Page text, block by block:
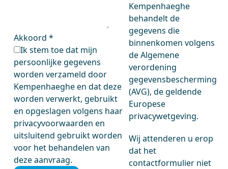
Akkoord*
Ik stem toe dat mijn
persoonlijke gegevens
worden verzameld door
Kempenhaeghe en dat deze
worden verwerkt, gebruikt
en opgeslagen volgens haar
privacyvoorwaarden en
uitsluitend gebruikt worden
voor het behandelen van
deze aanvraag.
Kempenhaeghe
behandelt de
gegevens die
binnenkomen volgens
de Algemene
verordening
gegevensbescherming
(AVG), de geldende
Europese
privacywetgeving.
Wij attenderen u erop
dat het
contactformulier niet